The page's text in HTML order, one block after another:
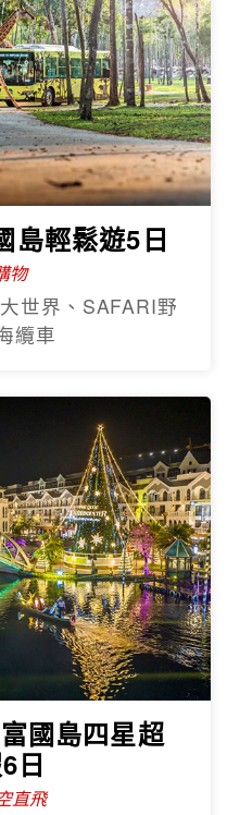
島輕鬆遊5日
物
世界、SAFARI野
纜車
國島四星超
日
直飛